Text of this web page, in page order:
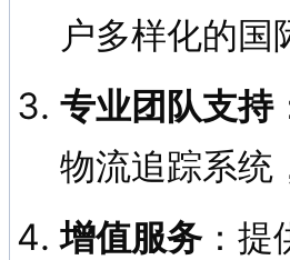
户多样化的国
专业团队支持
物流追踪系统
增值服务：提